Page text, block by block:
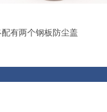
有两个钢板防尘盖